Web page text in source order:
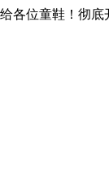
各位童鞋！彻底